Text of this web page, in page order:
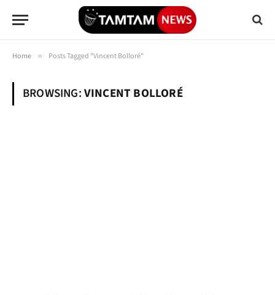
Home » Posts Tagged "Vincent Bolloré"
BROWSING:VINCENT BOLLORÉ